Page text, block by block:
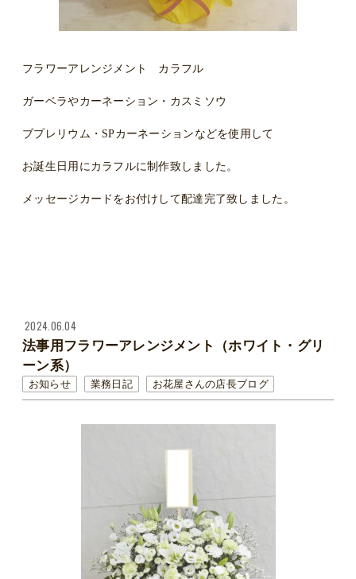
フラワーアレンジメント カラフル
ガーベラやカーネーション・カスミソウ
ブプレリウム・SPカーネーションなどを使用して
お誕生日用にカラフルに制作致しました。
メッセージカードをお付けして配達完了致しました。
2024.06.04
法事用フラワーアレンジメント（ホワイト・グリ
ーン系）
お知らせ 業務日記 お花屋さんの店長ブログ